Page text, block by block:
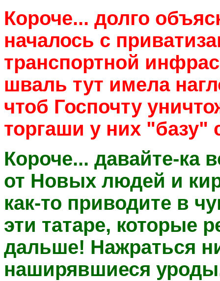
Короче... долго
началось с
транспортной
шваль тут имела
чтоб Госпочту
торгаши у них "базу"
Короче... давайте-ка
от Новых людей и
как-то приводите в
эти татаре, которые
дальше! Нажраться
наширявшиеся